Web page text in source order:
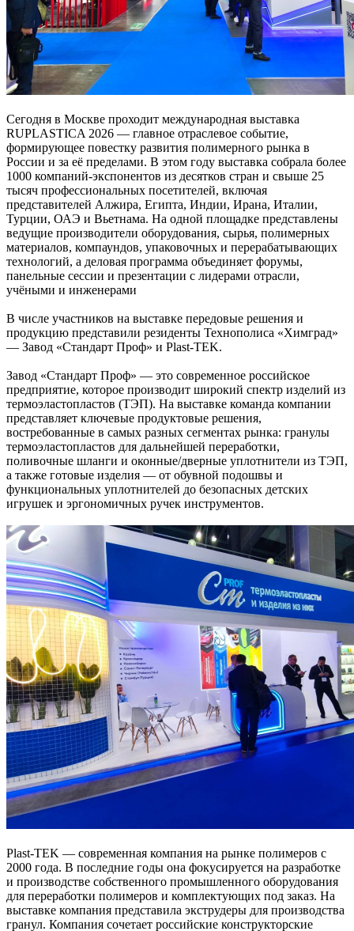
Сегодня в Москве проходит международная выставка
RUPLASTICA 2026 — главное отраслевое событие,
формирующее повестку развития полимерного рынка в
России и за её пределами. В этом году выставка собрала более
1000 компаний-экспонентов из десятков стран и свыше 25
тысяч профессиональных посетителей, включая
представителей Алжира, Египта, Индии, Ирана, Италии,
Турции, ОАЭ и Вьетнама. На одной площадке представлены
ведущие производители оборудования, сырья, полимерных
материалов, компаундов, упаковочных и перерабатывающих
технологий, а деловая программа объединяет форумы,
панельные сессии и презентации с лидерами отрасли,
учёными и инженерами
В числе участников на выставке передовые решения и
продукцию представили резиденты Технополиса «Химград»
— Завод «Стандарт Проф» и Plast‑TEK.
Завод «Стандарт Проф» — это современное российское
предприятие, которое производит широкий спектр изделий из
термоэластопластов (ТЭП). На выставке команда компании
представляет ключевые продуктовые решения,
востребованные в самых разных сегментах рынка: гранулы
термоэластопластов для дальнейшей переработки,
поливочные шланги и оконные/дверные уплотнители из ТЭП,
а также готовые изделия — от обувной подошвы и
функциональных уплотнителей до безопасных детских
игрушек и эргономичных ручек инструментов.
Plast‑TEK — современная компания на рынке полимеров с
2000 года. В последние годы она фокусируется на разработке
и производстве собственного промышленного оборудования
для переработки полимеров и комплектующих под заказ. На
выставке компания представила экструдеры для производства
гранул. Компания сочетает российские конструкторские